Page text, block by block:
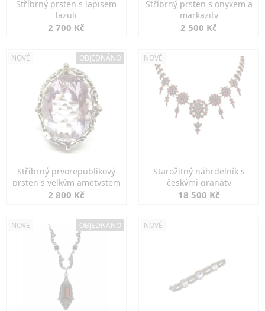
Stříbrný prsten s lapisem
lazuli
2 700 Kč
Stříbrný prsten s onyxem a
markazity
2 500 Kč
NOVÉ OBJEDNÁNO
Stříbrný prvorepublikový
prsten s velkým ametystem
2 800 Kč
NOVÉ
Starožitný náhrdelník s
českými granáty
18 500 Kč
NOVÉ OBJEDNÁNO NOVÉ